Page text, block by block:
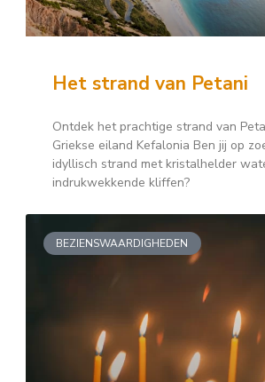
Het strand van Petani
Ontdek het prachtige strand van
Griekse eiland Kefalonia Ben jij op
idyllisch strand met kristalhelder
indrukwekkende kliffen?
BEZIENSWAARDIGHEDEN